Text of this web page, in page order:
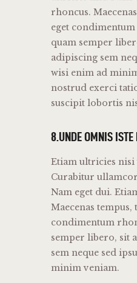
rhoncus.
eget
quam semper
adipiscing sem
wisi enim ad
nostrud exerci
suscipit lobortis
8.UNDE OMNIS ISTE
Etiam ultricies nisi
Curabitur
Nam eget dui.
Maecenas tempus,
condimentum
semper libero, sit
sem neque sed
minim veniam.